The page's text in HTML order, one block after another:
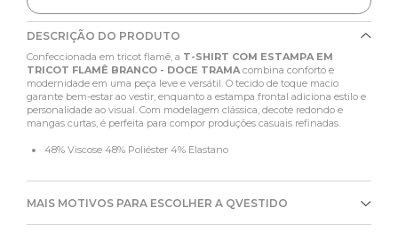
DESCRIÇÃO DO PRODUTO
Confeccionada em tricot flamê, a T-SHIRT COM ESTAMPA EM
TRICOT FLAMÊ BRANCO - DOCE TRAMAcombina conforto e
modernidade em uma peça leve e versátil. O tecido de toque macio
garante bem-estar ao vestir, enquanto a estampa frontal adiciona estilo e
personalidade ao visual. Com modelagem clássica, decote redondo e
mangas curtas, é perfeita para compor produções casuais refinadas.
48% Viscose 48% Poliéster 4% Elastano
MAIS MOTIVOS PARA ESCOLHER A QVESTIDO